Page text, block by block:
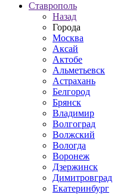
Ставрополь
Назад
Города
Москва
Аксай
Актобе
Альметьевск
Астрахань
Белгород
Брянск
Владимир
Волгоград
Волжский
Вологда
Воронеж
Дзержинск
Димитровград
Екатеринбург